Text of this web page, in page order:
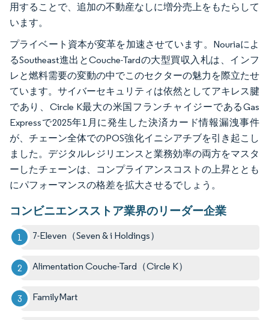
用することで、追加の不動産なしに増分売上をもたらして
います。
プライベート資本が変革を加速させています。Nouriaによ
るSoutheast進出とCouche-Tardの大型買収入札は、インフ
レと燃料需要の変動の中でこのセクターの魅力を際立たせ
ています。サイバーセキュリティは依然としてアキレス腱
であり、Circle K最大の米国フランチャイジーであるGas
Expressで2025年1月に発生した決済カード情報漏洩事件
が、チェーン全体でのPOS強化イニシアチブを引き起こし
ました。デジタルレジリエンスと業務効率の両方をマスタ
ーしたチェーンは、コンプライアンスコストの上昇ととも
にパフォーマンスの格差を拡大させるでしょう。
コンビニエンスストア業界のリーダー企業
7-Eleven（Seven & i Holdings）
Alimentation Couche-Tard（Circle K）
FamilyMart